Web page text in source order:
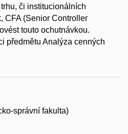
či institucionálních
CFA (Senior Controller
touto ochutnávkou.
předmětu Analýza cenných
správní fakulta)